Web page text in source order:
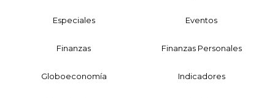
Especiales Eventos
Finanzas Finanzas Personales
Globoeconomía Indicadores